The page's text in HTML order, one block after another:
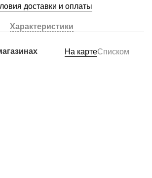
доставки и оплаты
Характеристики
На картеСписком